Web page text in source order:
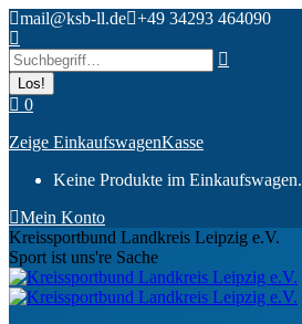
Zum
Inhalt
springen
mail@ksb-ll.de +49 34293 464090
Search:
0
Zeige EinkaufswagenKasse
Keine Produkte im Einkaufswagen.
Mein Konto
Kreissportbund Landkreis Leipzig e.V.
Sport ist uns're Sache